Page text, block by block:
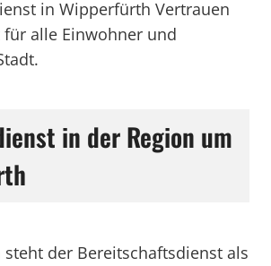
in Wipperfürth Vertrauen
alle Einwohner und
in der Region um
der Bereitschaftsdienst als